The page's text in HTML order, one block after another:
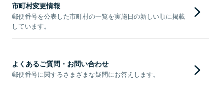
市町村変更情報
郵便番号を公表した市町村の一覧を実施日の新しい順に掲載
しています。
よくあるご質問・お問い合わせ
郵便番号に関するさまざまな疑問にお答えします。